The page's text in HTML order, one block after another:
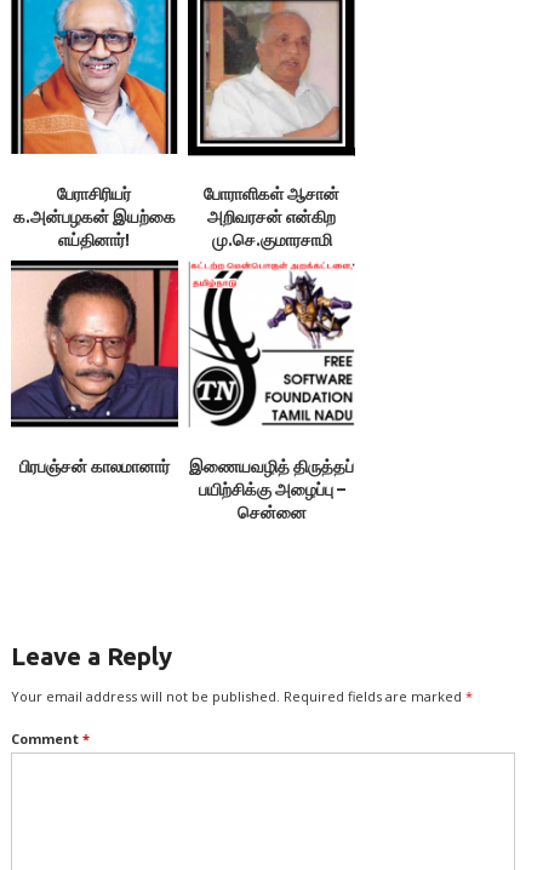
மிகப்பெரும் மோசடி–
இலக்குவனார்
திருவள்ளுவன்
பேராசிரியர்
க.அன்பழகன் இயற்கை
எய்தினார்!
போராளிகள் ஆசான்
அறிவரசன் என்கிற
மு.செ.குமாரசாமி
மரணம்
பிரபஞ்சன் காலமானார்
இணையவழித் திருத்தப்
பயிற்சிக்கு அழைப்பு –
சென்னை
Leave a Reply
Your email address will not be published. Required fields are marked *
Comment *